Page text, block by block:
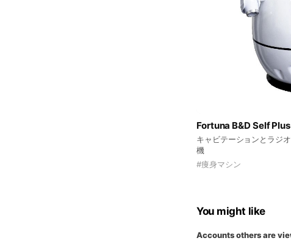
Fortuna B&D Self
キャビテーションとラジ
機
#痩身マシン
You might like
Accounts others are